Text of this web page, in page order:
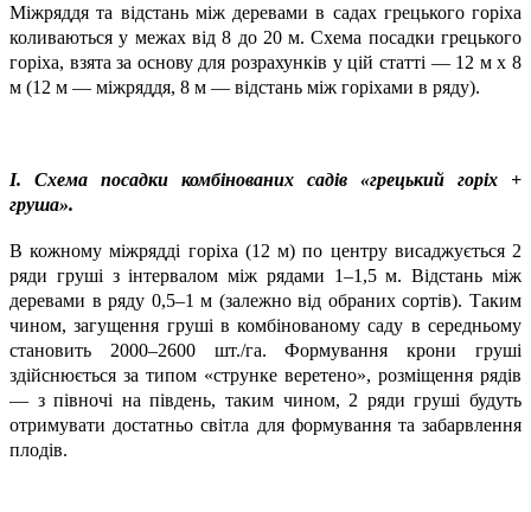
Міжряддя та відстань між деревами в садах грецького горіха
коливаються у межах від 8 до 20 м. Схема посадки грецького
горіха, взята за основу для розрахунків у цій статті — 12 м х 8
м (12 м — міжряддя, 8 м — відстань між горіхами в ряду).
І. Схема посадки комбінованих садів «грецький горіх +
груша».
В кожному міжрядді горіха (12 м) по центру висаджується 2
ряди груші з інтервалом між рядами 1–1,5 м. Відстань між
деревами в ряду 0,5–1 м (залежно від обраних сортів). Таким
чином, загущення груші в комбінованому саду в середньому
становить 2000–2600 шт./га. Формування крони груші
здійснюється за типом «струнке веретено», розміщення рядів
— з півночі на південь, таким чином, 2 ряди груші будуть
отримувати достатньо світла для формування та забарвлення
плодів.